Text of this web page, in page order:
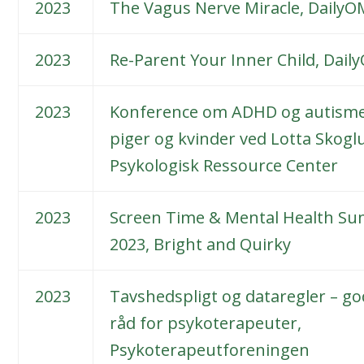
2023 The Vagus Nerve Miracle,
2023 Re-Parent Your Inner Child,
2023
Konference om ADHD og
piger og kvinder ved Lotta
Psykologisk Ressource Center
2023
Screen Time & Mental Health
2023, Bright and Quirky
2023
Tavshedspligt og dataregler –
råd for psykoterapeuter,
Psykoterapeutforeningen